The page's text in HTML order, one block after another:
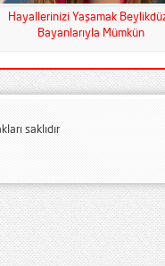
Hayallerinizi Yaşamak
Bayanlarıyla Mümkün
saklıdır